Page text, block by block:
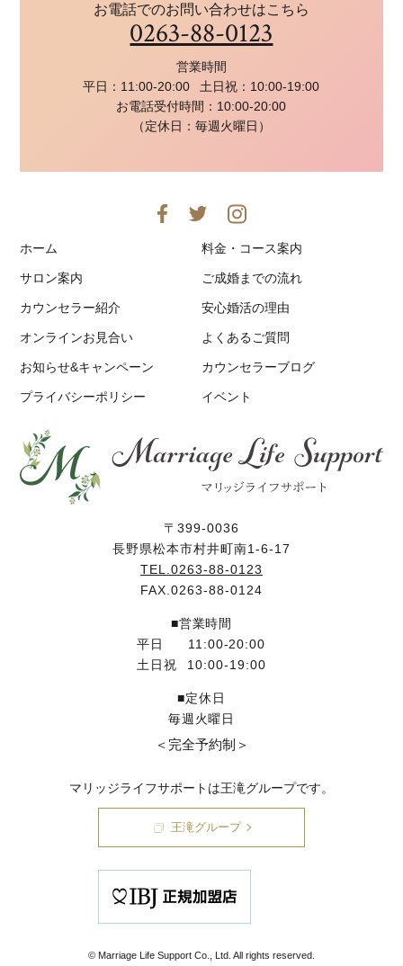
お電話でのお問い合わせはこちら
0263-88-0123
営業時間
平日：11:00-20:00
土日祝：10:00-19:00
お電話受付時間：10:00-20:00
（定休日：毎週火曜日）
〒399-0036
長野県松本市村井町南1-6-17
TEL.0263-88-0123
FAX.0263-88-0124
■営業時間
平日
11:00-20:00
土日祝
10:00-19:00
■定休日
毎週火曜日
＜完全予約制＞
マリッジライフサポートは王滝グループです。
王滝グループ
ホーム 料金・コース案内
サロン案内 ご成婚までの流れ
カウンセラー紹介 安心婚活の理由
オンラインお見合い よくあるご質問
お知らせ&キャンペーン カウンセラーブログ
プライバシーポリシー イベント
© Marriage Life Support Co., Ltd. All rights reserved.